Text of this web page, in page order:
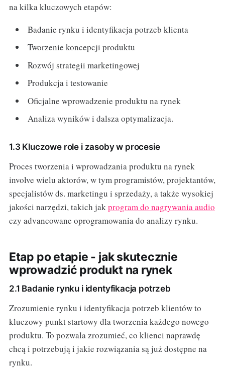
na kilka kluczowych etapów:
Badanie rynku i identyfikacja potrzeb klienta
Tworzenie koncepcji produktu
Rozwój strategii marketingowej
Produkcja i testowanie
Oficjalne wprowadzenie produktu na rynek
Analiza wyników i dalsza optymalizacja.
1.3 Kluczowe role i zasoby w procesie
Proces tworzenia i wprowadzania produktu na rynek
involve wielu aktorów, w tym programistów, projektantów,
specjalistów ds. marketingu i sprzedaży, a także wysokiej
jakości narzędzi, takich jakprogram do nagrywania audio
czy advancowane oprogramowania do analizy rynku.
Etap po etapie - jak skutecznie
wprowadzić produkt na rynek
2.1 Badanie rynku i identyfikacja potrzeb
Zrozumienie rynku i identyfikacja potrzeb klientów to
kluczowy punkt startowy dla tworzenia każdego nowego
produktu. To pozwala zrozumieć, co klienci naprawdę
chcą i potrzebują i jakie rozwiązania są już dostępne na
rynku.